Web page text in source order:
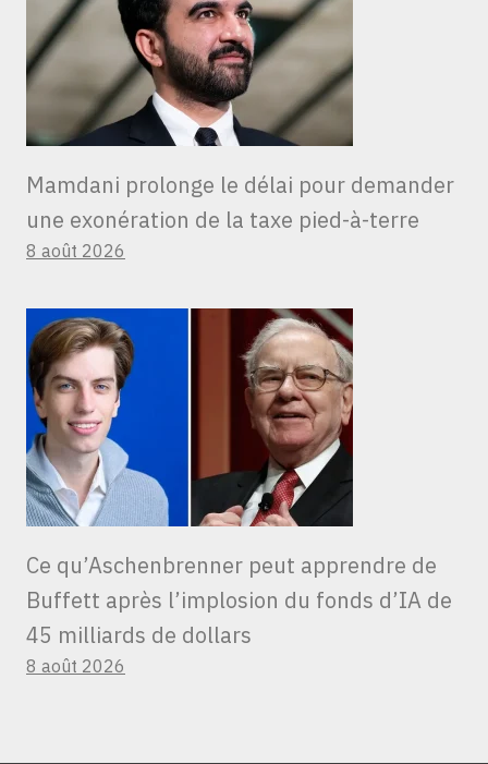
Mamdani prolonge le délai pour demander
une exonération de la taxe pied-à-terre
8 août 2026
Ce qu’Aschenbrenner peut apprendre de
Buffett après l’implosion du fonds d’IA de
45 milliards de dollars
8 août 2026